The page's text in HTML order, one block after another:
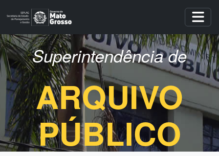
Skip to main content
Superintendência de
ARQUIVO
PÚBLICO